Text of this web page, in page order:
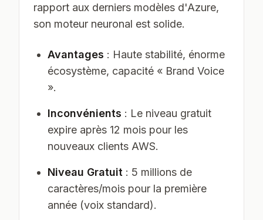
rapport aux derniers modèles d'Azure,
son moteur neuronal est solide.
Avantages : Haute stabilité, énorme
écosystème, capacité « Brand Voice
».
Inconvénients : Le niveau gratuit
expire après 12 mois pour les
nouveaux clients AWS.
Niveau Gratuit : 5 millions de
caractères/mois pour la première
année (voix standard).